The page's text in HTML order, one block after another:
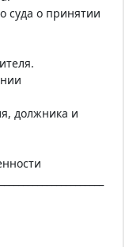
суда о принятии
должника и